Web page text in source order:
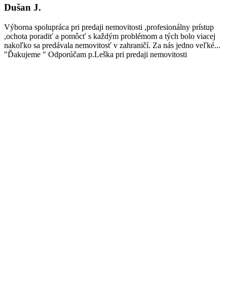
Dušan J.
Výborna spolupráca pri predaji nemovitosti ,profesionálny prístup
,ochota poradiť a pomôcť s každým problémom a tých bolo viacej
nakoľko sa predávala nemovitosť v zahraničí. Za nás jedno veľké...
"Ďakujeme " Odporúčam p.Leška pri predaji nemovitosti